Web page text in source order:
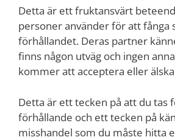
Detta är ett fruktansvärt
personer använder för att fånga
förhållandet. Deras partner
finns någon utväg och ingen
kommer att acceptera eller
Detta är ett tecken på att du tas
förhållande och ett tecken på
misshandel som du måste hitta